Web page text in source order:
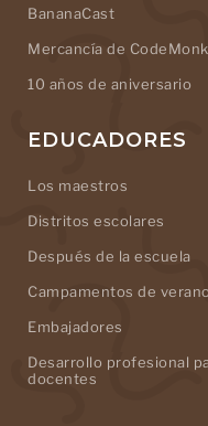
BananaCast
Mercancía de
10 años de aniversario
EDUCADORES
Los maestros
Distritos escolares
Después de la escuela
Campamentos de verano
Embajadores
Desarrollo profesional
docentes